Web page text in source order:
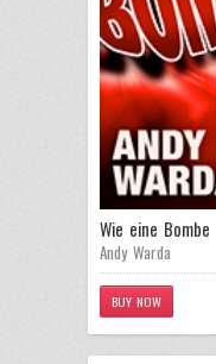
Wie eine Bombe
Andy Warda
BUY NOW